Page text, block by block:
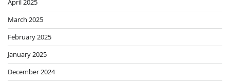
April 2025
March 2025
February 2025
January 2025
December 2024